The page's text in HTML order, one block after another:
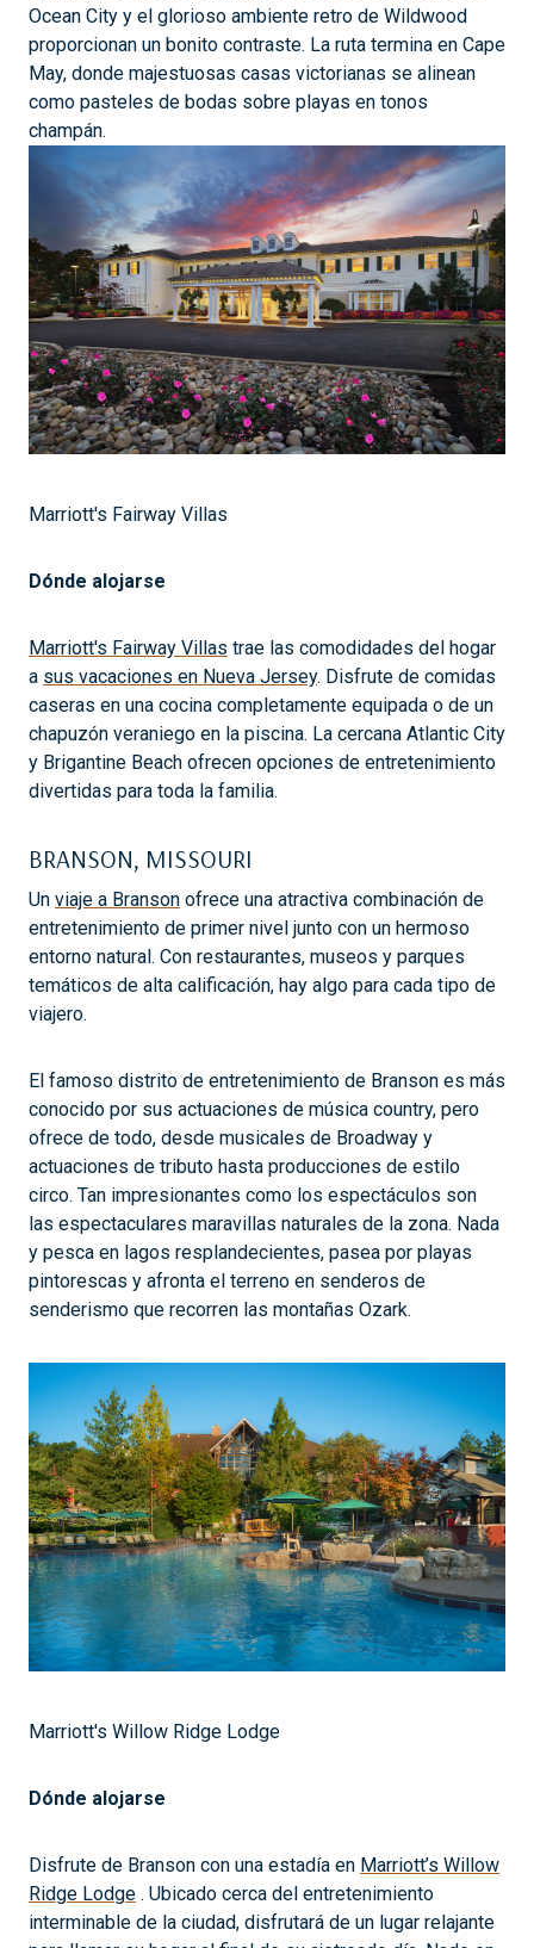
Ocean City y el glorioso ambiente retro de Wildwood
proporcionan un bonito contraste. La ruta termina en Cape
May, donde majestuosas casas victorianas se alinean
como pasteles de bodas sobre playas en tonos
champán.
Marriott's Fairway Villas
Dónde alojarse
Marriott's Fairway Villas trae las comodidades del hogar
a sus vacaciones en Nueva Jersey. Disfrute de comidas
caseras en una cocina completamente equipada o de un
chapuzón veraniego en la piscina. La cercana Atlantic City
y Brigantine Beach ofrecen opciones de entretenimiento
divertidas para toda la familia.
BRANSON, MISSOURI
Un viaje a Branson ofrece una atractiva combinación de
entretenimiento de primer nivel junto con un hermoso
entorno natural. Con restaurantes, museos y parques
temáticos de alta calificación, hay algo para cada tipo de
viajero.
El famoso distrito de entretenimiento de Branson es más
conocido por sus actuaciones de música country, pero
ofrece de todo, desde musicales de Broadway y
actuaciones de tributo hasta producciones de estilo
circo. Tan impresionantes como los espectáculos son
las espectaculares maravillas naturales de la zona. Nada
y pesca en lagos resplandecientes, pasea por playas
pintorescas y afronta el terreno en senderos de
senderismo que recorren las montañas Ozark.
Marriott's Willow Ridge Lodge
Dónde alojarse
Disfrute de Branson con una estadía en Marriott’s Willow
Ridge Lodge . Ubicado cerca del entretenimiento
interminable de la ciudad, disfrutará de un lugar relajante